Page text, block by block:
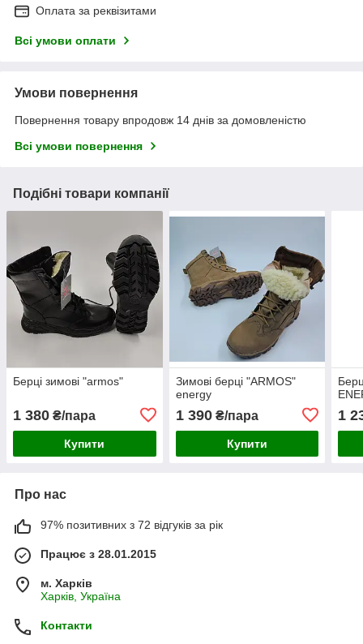
Оплата за реквізитами
Всі умови оплати
Умови повернення
Повернення товару впродовж 14 днів за домовленістю
Всі умови повернення
Подібні товари компанії
Берці зимові "armos"
1 380 ₴/пара
Купити
Зимові берці "ARMOS"
energy
1 390₴/пара
Купити
1
Про нас
97% позитивних з 72 відгуків за рік
Працює з 28.01.2015
м. Харків
Харків, Україна
Контакти